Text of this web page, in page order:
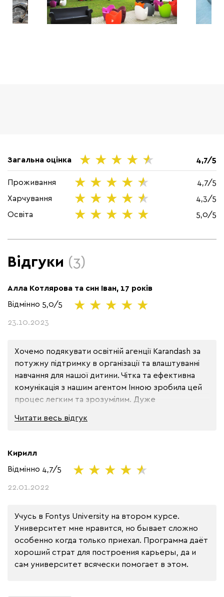
Загальна оцінка 4,7/5
Проживання
4,7/5
Харчування
4,3/5
Освіта
5,0/5
Відгуки (3)
Алла Котлярова та син Іван, 17 років
Відмінно 5,0/5
23.10.2023
Хочемо подякувати освітній агенції Karandash за
потужну підтримку в організації та влаштуванні
навчання для нашої дитини. Чітка та ефективна
комунікація з нашим агентом Інною зробила цей
процес легким та зрозумілим. Дуже
Читати весь відгук
Кирилл
Відмінно 4,7/5
22.01.2022
Учусь в Fontys University на втором курсе.
Университет мне нравится, но бывает сложно
особенно когда только приехал. Программа даёт
хороший страт для построения карьеры, да и
сам университет всячески помогает в этом.